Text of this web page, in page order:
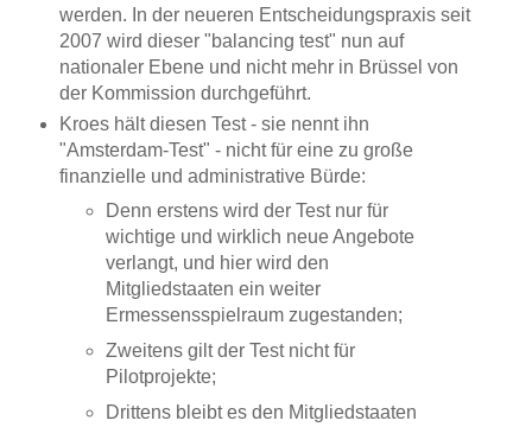
werden. In der neueren Entscheidungspraxis seit
2007 wird dieser "balancing test" nun auf
nationaler Ebene und nicht mehr in Brüssel von
der Kommission durchgeführt.
Kroes hält diesen Test - sie nennt ihn
"Amsterdam-Test" - nicht für eine zu große
finanzielle und administrative Bürde:
Denn erstens wird der Test nur für
wichtige und wirklich neue Angebote
verlangt, und hier wird den
Mitgliedstaaten ein weiter
Ermessensspielraum zugestanden;
Zweitens gilt der Test nicht für
Pilotprojekte;
Drittens bleibt es den Mitgliedstaaten